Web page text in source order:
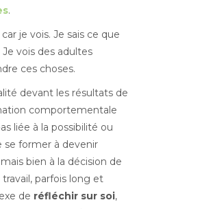
.
car je vois. Je sais ce que
Je vois des adultes
ces choses.
devant les résultats de
comportementale
liée à la possibilité ou
se former à devenir
bien à la décision de
travail, parfois long et
de réfléchir sur soi,